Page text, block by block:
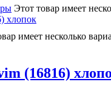
Этот товар имеет
имеет несколько
(16816)